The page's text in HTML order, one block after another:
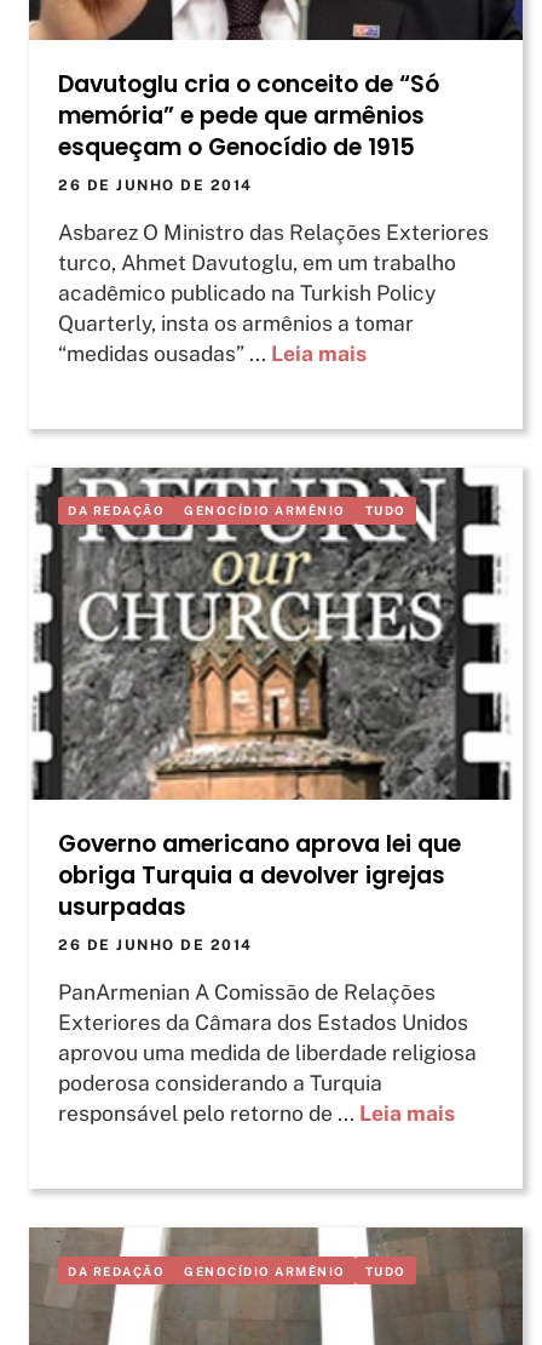
Davutoglu cria o conceito de “Só
memória” e pede que armênios
esqueçam o Genocídio de 1915
26 DE JUNHO DE 2014
Asbarez O Ministro das Relações Exteriores
turco, Ahmet Davutoglu, em um trabalho
acadêmico publicado na Turkish Policy
Quarterly, insta os armênios a tomar
“medidas ousadas” ... Leia mais
DA REDAÇÃO GENOCÍDIO ARMÊNIO TUDO
Governo americano aprova lei que
obriga Turquia a devolver igrejas
usurpadas
26 DE JUNHO DE 2014
PanArmenian A Comissão de Relações
Exteriores da Câmara dos Estados Unidos
aprovou uma medida de liberdade religiosa
poderosa considerando a Turquia
responsável pelo retorno de ... Leia mais
DA REDAÇÃO GENOCÍDIO ARMÊNIO TUDO